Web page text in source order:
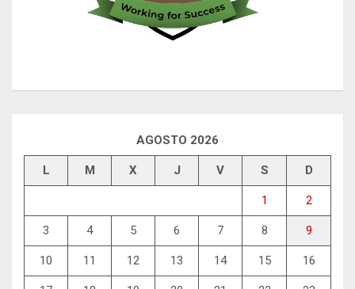
AGOSTO 2026
L M X J V S D
1 2
3 4 5 6 7 8 9
10 11 12 13 14 15 16